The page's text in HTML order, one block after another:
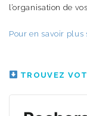
l’organisation de
Pour en savoir plus
TROUVEZ